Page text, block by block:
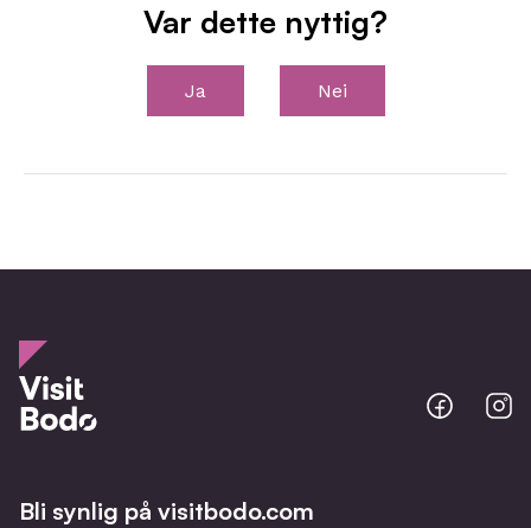
Var dette nyttig?
Ja Nei
Bodo
@
Bli synlig på visitbodo.com